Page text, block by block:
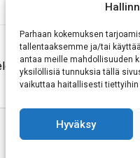
Parhaan kokemuksen
tallentaaksemme ja/tai
antaa meille mahdollisuuden
yksilöllisiä tunnuksia tällä
vaikuttaa haitallisesti
Hyväksy
mukaisen tietojeni